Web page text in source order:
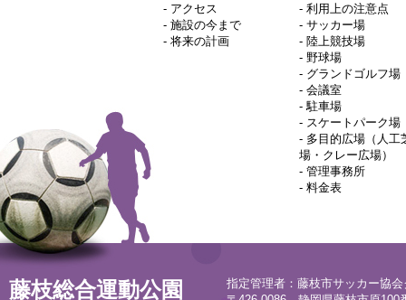
- アクセス
- 施設の今まで
- 将来の計画
- 利用上の注意点
- サッカー場
- 陸上競技場
- 野球場
- グランドゴルフ場
- 会議室
-駐車場
- スケートパーク場
- 多目的広場（人工
場・クレー広場）
- 管理事務所
- 料金表
藤枝総合運動公園
指定管理者：藤枝市サッカー協